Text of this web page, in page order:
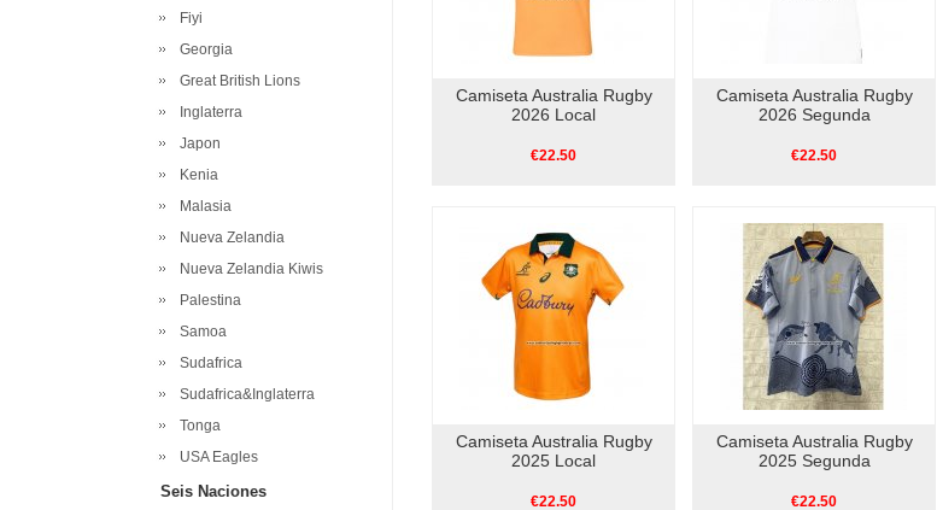
Fiyi
Georgia
Great British Lions
Inglaterra
Japon
Kenia
Malasia
Nueva Zelandia
Nueva Zelandia Kiwis
Palestina
Samoa
Sudafrica
Sudafrica&Inglaterra
Tonga
USA Eagles
Seis Naciones
Camiseta Australia Rugby
2026 Local
€22.50
Camiseta Australia Rugby
2026 Segunda
€22.50
Camiseta Australia Rugby
2025 Local
€22.50
Camiseta Australia Rugby
2025 Segunda
€22.50